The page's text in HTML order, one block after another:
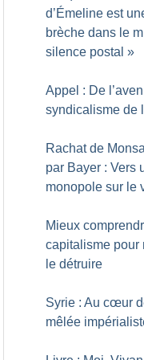
d’Émeline est
brèche dans le
silence postal »
Appel : De
syndicalisme de
Rachat de
par Bayer : Vers
monopole sur le
Mieux
capitalisme pour
le détruire
Syrie : Au cœur
mêlée